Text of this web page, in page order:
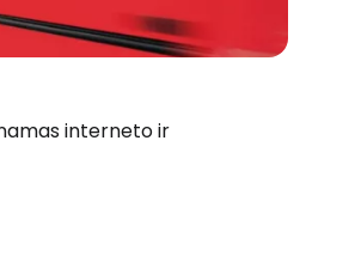
interneto ir